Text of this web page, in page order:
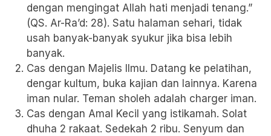
dengan mengingat Allah hati menjadi tenang.”
(QS. Ar-Ra’d: 28). Satu halaman sehari, tidak
usah banyak-banyak syukur jika bisa lebih
banyak.
Cas dengan Majelis Ilmu. Datang ke pelatihan,
dengar kultum, buka kajian dan lainnya. Karena
iman nular. Teman sholeh adalah charger iman.
Cas dengan Amal Kecil yang istikamah. Solat
dhuha 2 rakaat. Sedekah 2 ribu. Senyum dan